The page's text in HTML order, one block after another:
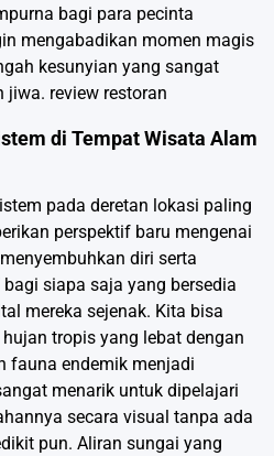
bagi para pecinta
mengabadikan momen magis
kesunyian yang sangat
jiwa. review restoran
di Tempat Wisata Alam
pada deretan lokasi paling
perspektif baru mengenai
diri serta
siapa saja yang bersedia
mereka sejenak. Kita bisa
tropis yang lebat dengan
fauna endemik menjadi
menarik untuk dipelajari
secara visual tanpa ada
pun. Aliran sungai yang